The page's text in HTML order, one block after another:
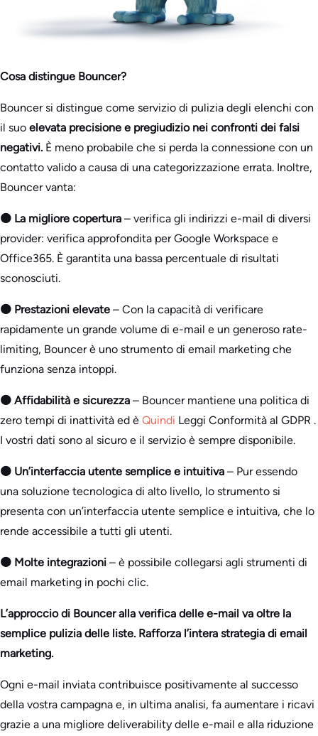
Cosa distingue Bouncer?
Bouncer si distingue come servizio di pulizia degli elenchi con
il suo elevata precisione e pregiudizio nei confronti dei falsi
negativi. È meno probabile che si perda la connessione con un
contatto valido a causa di una categorizzazione errata. Inoltre,
Bouncer vanta:
🟠 La migliore copertura – verifica gli indirizzi e-mail di diversi
provider: verifica approfondita per Google Workspace e
Office365. È garantita una bassa percentuale di risultati
sconosciuti.
🟠 Prestazioni elevate – Con la capacità di verificare
rapidamente un grande volume di e-mail e un generoso rate-
limiting, Bouncer è uno strumento di email marketing che
funziona senza intoppi.
🟠 Affidabilità e sicurezza – Bouncer mantiene una politica di
zero tempi di inattività ed è Quindi Leggi Conformità al GDPR .
I vostri dati sono al sicuro e il servizio è sempre disponibile.
🟠 Un’interfaccia utente semplice e intuitiva – Pur essendo
una soluzione tecnologica di alto livello, lo strumento si
presenta con un’interfaccia utente semplice e intuitiva, che lo
rende accessibile a tutti gli utenti.
🟠 Molte integrazioni – è possibile collegarsi agli strumenti di
email marketing in pochi clic.
L’approccio di Bouncer alla verifica delle e-mail va oltre la
semplice pulizia delle liste. Rafforza l’intera strategia di email
marketing.
Ogni e-mail inviata contribuisce positivamente al successo
della vostra campagna e, in ultima analisi, fa aumentare i ricavi
grazie a una migliore deliverability delle e-mail e alla riduzione